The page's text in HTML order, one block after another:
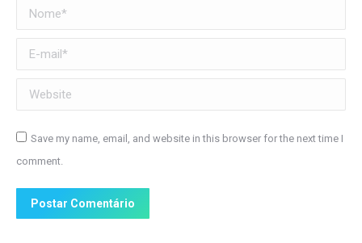
Nome *
E-mail *
Website
Save my name, email, and website in this browser for the next time I
comment.
Postar Comentário